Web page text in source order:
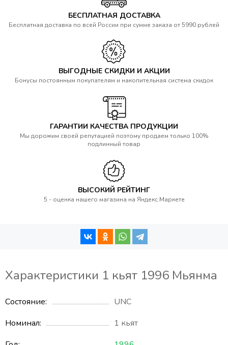
БЕСПЛАТНАЯ ДОСТАВКА
Бесплатная доставка по всей России при сумме заказа от 5990 рублей
ВЫГОДНЫЕ СКИДКИ И АКЦИИ
Бонусы постоянным покупателям и накопительная система скидок
ГАРАНТИИ КАЧЕСТВА ПРОДУКЦИИ
Мы дорожим своей репутацией поэтому продаем только 100%
подлинный товар
ВЫСОКИЙ РЕЙТИНГ
5 - оценка нашего магазина на Яндекс.Маркете
Характеристики 1 кьят 1996 Мьянма
Состояние
UNC
Номинал
1 кьят